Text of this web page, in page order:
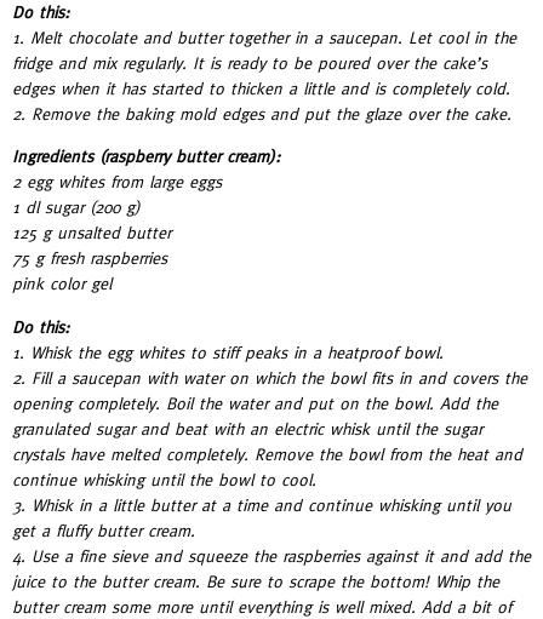
Do this:
1. Melt chocolate and butter together in a saucepan. Let cool in the
fridge and mix regularly. It is ready to be poured over the cake’s
edges when it has started to thicken a little and is completely cold.
2. Remove the baking mold edges and put the glaze over the cake.
Ingredients (raspberry butter cream):
2 egg whites from large eggs
1 dl sugar (200 g)
125 g unsalted butter
75 g fresh raspberries
pink color gel
Do this:
1. Whisk the egg whites to stiff peaks in a heatproof bowl.
2. Fill a saucepan with water on which the bowl fits in and covers the
opening completely. Boil the water and put on the bowl. Add the
granulated sugar and beat with an electric whisk until the sugar
crystals have melted completely. Remove the bowl from the heat and
continue whisking until the bowl to cool.
3. Whisk in a little butter at a time and continue whisking until you
get a fluffy butter cream.
4. Use a fine sieve and squeeze the raspberries against it and add the
juice to the butter cream. Be sure to scrape the bottom! Whip the
butter cream some more until everything is well mixed. Add a bit of